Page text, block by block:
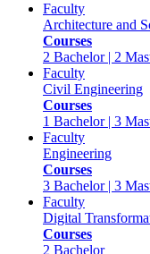
Faculty
Architecture and
Courses
2 Bachelor | 2
Faculty
Civil Engineering
Courses
1 Bachelor | 3
Faculty
Engineering
Courses
3 Bachelor | 3
Faculty
Digital
Courses
2 Bachelor